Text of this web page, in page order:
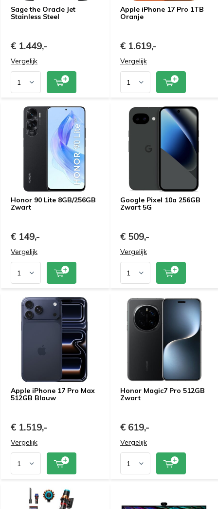
Sage the Oracle Jet
Stainless Steel
€ 1.449,-
Vergelijk
Apple iPhone 17 Pro 1TB
Oranje
€ 1.619,-
Vergelijk
Honor 90 Lite 8GB/256GB
Zwart
€ 149,-
Vergelijk
Google Pixel 10a 256GB
Zwart 5G
€ 509,-
Vergelijk
Apple iPhone 17 Pro Max
512GB Blauw
€ 1.519,-
Vergelijk
Honor Magic7 Pro 512GB
Zwart
€ 619,-
Vergelijk